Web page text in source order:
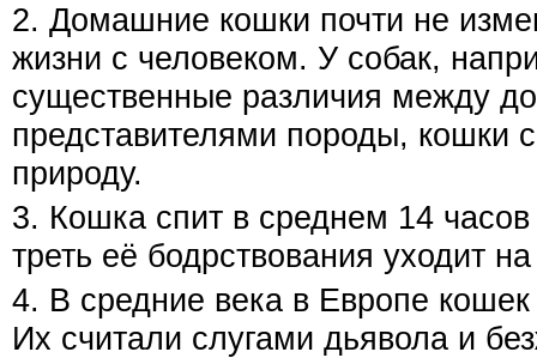
2. Домашние кошки почти не
жизни с человеком. У собак,
существенные различия между
представителями породы, кошки
природу.
3. Кошка спит в среднем 14
треть её бодрствования уходит
4. В средние века в Европе кошек
Их считали слугами дьявола и